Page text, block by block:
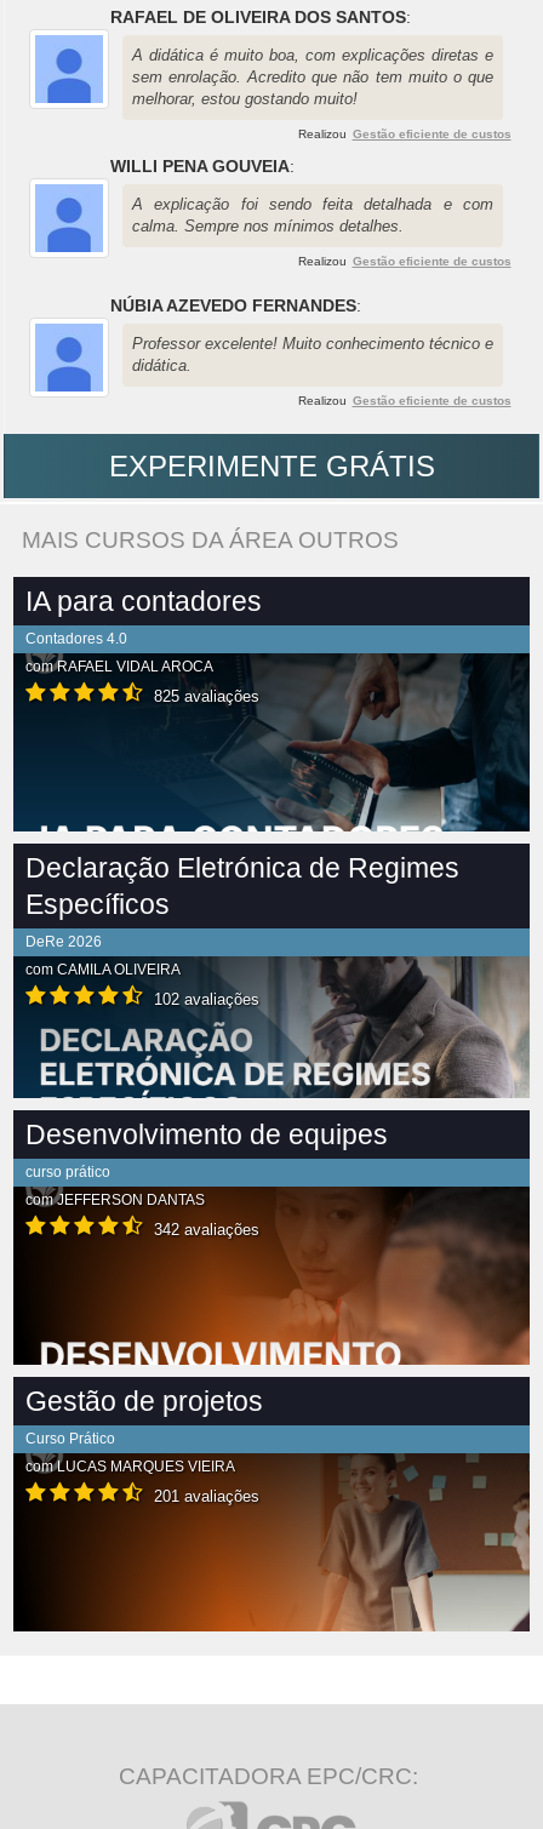
RAFAEL DE OLIVEIRA DOS SANTOS:
A didática é muito boa, com explicações diretas e
sem enrolação. Acredito que não tem muito o que
melhorar, estou gostando muito!
Realizou Gestão eficiente de custos
WILLI PENA GOUVEIA:
A explicação foi sendo feita detalhada e com
calma. Sempre nos mínimos detalhes.
Realizou Gestão eficiente de custos
NÚBIA AZEVEDO FERNANDES:
Professor excelente! Muito conhecimento técnico e
didática.
Realizou Gestão eficiente de custos
EXPERIMENTE GRÁTIS
MAIS CURSOS DA ÁREA OUTROS
IA para contadores
Contadores 4.0
comRAFAEL VIDAL AROCA
825 avaliações
Declaração Eletrónica de Regimes
Específicos
DeRe 2026
com CAMILA OLIVEIRA
102 avaliações
Desenvolvimento de equipes
curso prático
comJEFFERSON DANTAS
342 avaliações
Gestão de projetos
Curso Prático
comLUCAS MARQUES VIEIRA
201 avaliações
CAPACITADORA EPC/CRC: